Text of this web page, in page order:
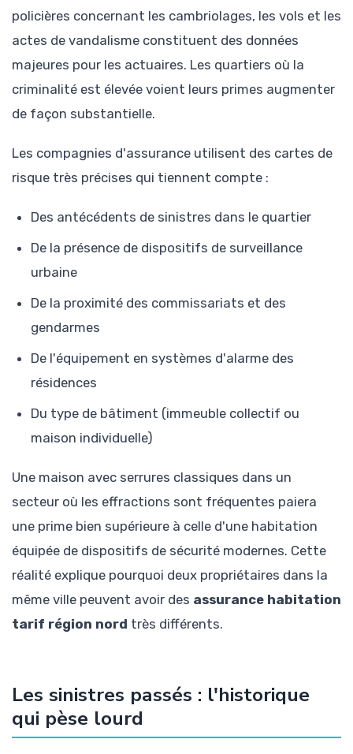
policières concernant les cambriolages, les vols et les
actes de vandalisme constituent des données
majeures pour les actuaires. Les quartiers où la
criminalité est élevée voient leurs primes augmenter
de façon substantielle.
Les compagnies d'assurance utilisent des cartes de
risque très précises qui tiennent compte :
Des antécédents de sinistres dans le quartier
De la présence de dispositifs de surveillance
urbaine
De la proximité des commissariats et des
gendarmes
De l'équipement en systèmes d'alarme des
résidences
Du type de bâtiment (immeuble collectif ou
maison individuelle)
Une maison avec serrures classiques dans un
secteur où les effractions sont fréquentes paiera
une prime bien supérieure à celle d'une habitation
équipée de dispositifs de sécurité modernes. Cette
réalité explique pourquoi deux propriétaires dans la
même ville peuvent avoir des assurance habitation
tarif région nord très différents.
Les sinistres passés : l'historique
qui pèse lourd